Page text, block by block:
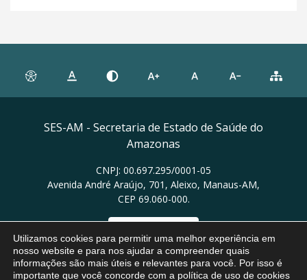
SES-AM - Secretaria de Estado de Saúde do
Amazonas
CNPJ: 00.697.295/0001-05
Avenida André Araújo, 701, Aleixo, Manaus-AM,
CEP 69.060-000.
Utilizamos cookies para permitir uma melhor experiência em
nosso website e para nos ajudar a compreender quais
informações são mais úteis e relevantes para você. Por isso é
importante que você concorde com a política de uso de cookies